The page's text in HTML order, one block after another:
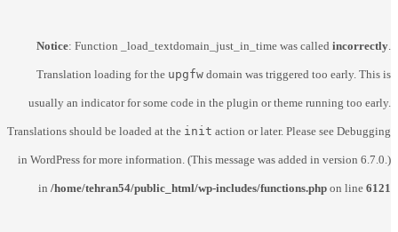
Notice: Function _load_textdomain_just_in_time was called incorrectly.
Translation loading for the upgfw domain was triggered too early. This is
usually an indicator for some code in the plugin or theme running too early.
Translations should be loaded at the init action or later. Please see Debugging
in WordPress for more information. (This message was added in version 6.7.0.)
in /home/tehran54/public_html/wp-includes/functions.php on line 6121